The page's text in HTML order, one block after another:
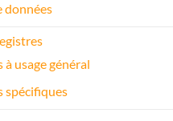
données
à usage général
spécifiques